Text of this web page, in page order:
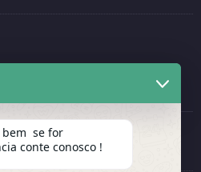
bem se for
conte conosco !